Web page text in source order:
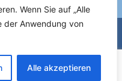
Wenn Sie auf „Alle
der Anwendung von
Alle akzeptieren